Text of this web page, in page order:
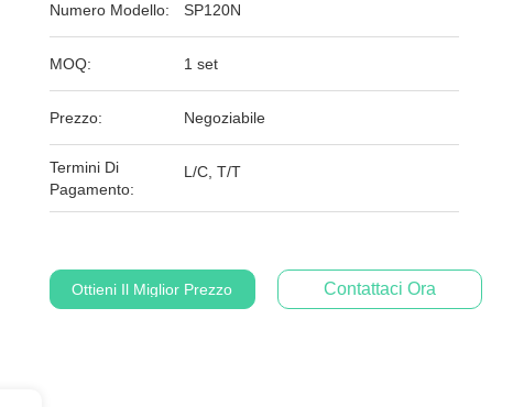
Numero Modello: SP120N
MOQ: 1 set
Prezzo: Negoziabile
Termini Di
Pagamento:
L/C, T/T
Ottieni Il Miglior Prezzo Contattaci Ora